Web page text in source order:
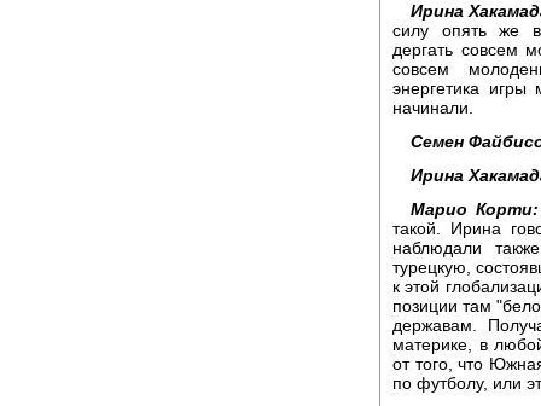
Ирина
силу опять же
дергать совсем
совсем
энергетика
начинали.
Семен
Ирина
Марио Корти:
такой. Ирина
наблюдали
турецкую,
к этой
позиции там
державам.
материке, в
от того, что
по футболу, или